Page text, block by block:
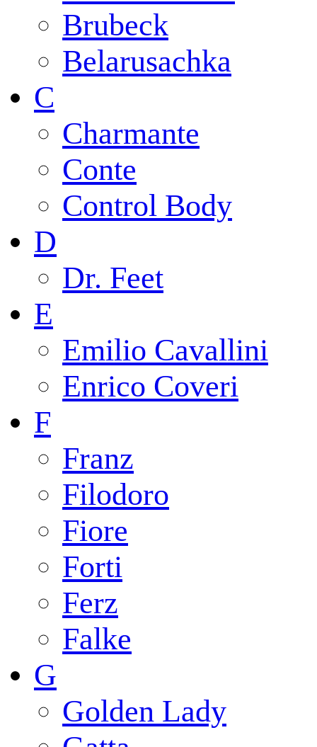
Brubeck
Belarusachka
C
Charmante
Conte
Control Body
D
Dr. Feet
E
Emilio Cavallini
Enrico Coveri
F
Franz
Filodoro
Fiore
Forti
Ferz
Falke
G
Golden Lady